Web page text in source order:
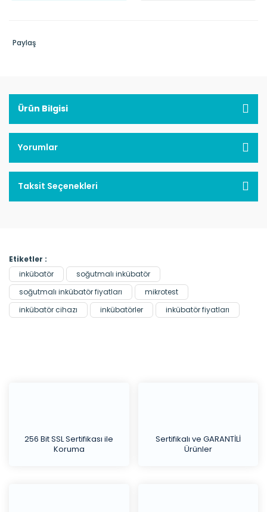
Paylaş
Ürün Bilgisi
Yorumlar
Taksit Seçenekleri
Etiketler :
inkübatör
soğutmalı inkübatör
soğutmalı inkübatör fiyatları
mikrotest
inkübatör cihazı
inkübatörler inkübatör fiyatları
256 Bit SSL Sertifikası ile
Koruma
Sertifikalı ve GARANTİLİ
Ürünler